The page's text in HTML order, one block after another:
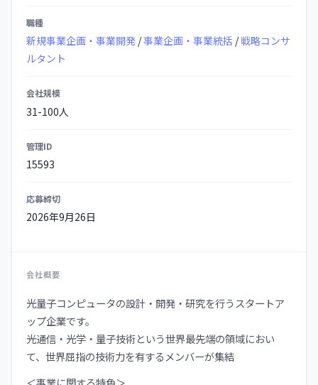
職種
新規事業企画・事業開発 /事業企画・事業統括 /戦略コンサ
ルタント
会社規模
31-100人
管理ID
15593
応募締切
2026年9月26日
会社概要
光量子コンピュータの設計・開発・研究を行うスタートア
ップ企業です。
光通信・光学・量子技術という世界最先端の領域におい
て、世界屈指の技術力を有するメンバーが集結